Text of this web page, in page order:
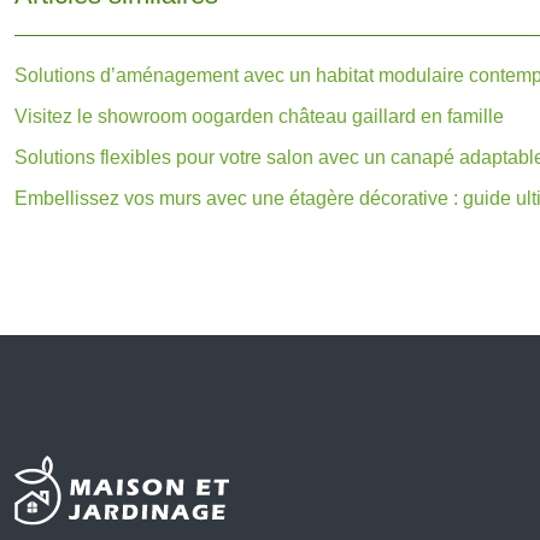
Solutions d’aménagement avec un habitat modulaire
Visitez le showroom oogarden château gaillard en famille
Solutions flexibles pour votre salon avec un canapé
Embellissez vos murs avec une étagère décorative : guide